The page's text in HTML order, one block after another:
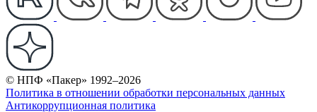
© НПФ «Пакер» 1992–2026
Политика в отношении обработки персональных данных
Антикоррупционная политика